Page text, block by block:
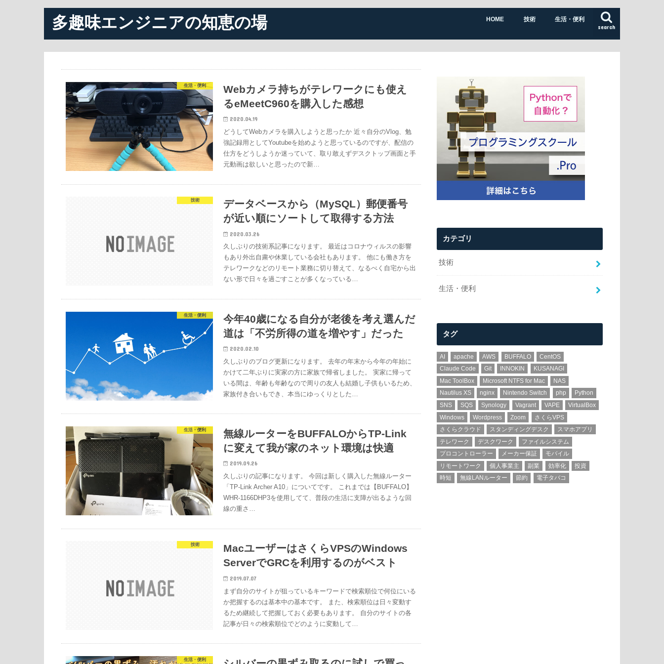
多趣味エンジニアの知恵の場 search
HOME 技術 生活・便利
生活・便利
Webカメラ持ちがテレワークにも使え
るeMeetC960を購入した感想
2020.04.19
どうしてWebカメラを購入しようと思ったか 近々自分のVlog、勉
強記録用としてYoutubeを始めようと思っているのですが、配信の
仕方をどうしようか迷っていて、取り敢えずデスクトップ画面と手
元動画は欲しいと思ったので新…
技術
データベースから（MySQL）郵便番号
が近い順にソートして取得する方法
2020.03.26
久しぶりの技術系記事になります。 最近はコロナウィルスの影響
もあり外出自粛や休業している会社もあります。 他にも働き方を
テレワークなどのリモート業務に切り替えて、なるべく自宅から出
ない形で日々を過ごすことが多くなっている…
生活・便利
今年40歳になる自分が老後を考え選んだ
道は「不労所得の道を増やす」だった
2020.02.10
久しぶりのブログ更新になります。 去年の年末から今年の年始に
かけて二年ぶりに実家の方に家族で帰省しました。 実家に帰って
いる間は、年齢も年齢なので周りの友人も結婚し子供もいるため、
家族付き合いもでき、本当にゆっくりとした…
生活・便利
無線ルーターをBUFFALOからTP-Link
に変えて我が家のネット環境は快適
2019.09.26
久しぶりの記事になります。 今回は新しく購入した無線ルーター
「TP-Link Archer A10」についてです。 これまでは【BUFFALO】
WHR-1166DHP3を使用してて、普段の生活に支障が出るような回
線の重さ…
技術
MacユーザーはさくらVPSのWindows
ServerでGRCを利用するのがベスト
2019.07.07
まず自分のサイトが狙っているキーワードで検索順位で何位にいる
か把握するのは基本中の基本です。 また、検索順位は日々変動す
るため継続して把握しておく必要もあります。 自分のサイトの各
記事が日々の検索順位でどのように変動して…
生活・便利
カテゴリ
技術
生活・便利
タグ
AI apache AWS BUFFALO
CentOS
Claude Code
Git INNOKIN
KUSANAGI
Mac ToolBox
Microsoft NTFS for Mac
NAS
Nautilus XS
nginx Nintendo Switch php
Python
SNS
SQS Synology Vagrant VAPE
VirtualBox
Windows
Wordpress Zoom
さくらVPS
さくらクラウド
スタンディングデスク
スマホアプリ
テレワーク
デスクワーク
ファイルシステム
プロコントローラー
メーカー保証
モバイル
リモートワーク
個人事業主 副業 効率化
投資
時短
無線LANルーター 節約 電子タバコ